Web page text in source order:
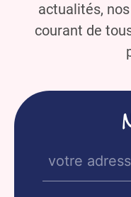
actualités,
courant de